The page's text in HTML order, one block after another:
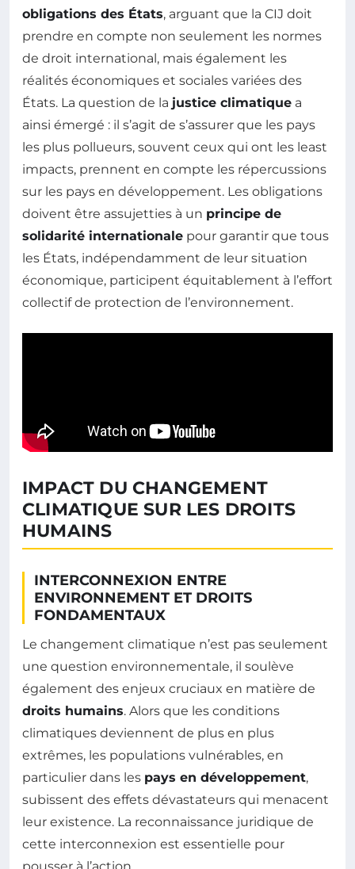
obligations des États, arguant que la CIJ doit
prendre en compte non seulement les normes
de droit international, mais également les
réalités économiques et sociales variées des
États. La question de la justice climatique a
ainsi émergé : il s’agit de s’assurer que les pays
les plus pollueurs, souvent ceux qui ont les least
impacts, prennent en compte les répercussions
sur les pays en développement. Les obligations
doivent être assujetties à un principe de
solidarité internationale pour garantir que tous
les États, indépendamment de leur situation
économique, participent équitablement à l’effort
collectif de protection de l’environnement.
IMPACT DU CHANGEMENT
CLIMATIQUE SUR LES DROITS
HUMAINS
INTERCONNEXION ENTRE
ENVIRONNEMENT ET DROITS
FONDAMENTAUX
Le changement climatique n’est pas seulement
une question environnementale, il soulève
également des enjeux cruciaux en matière de
droits humains. Alors que les conditions
climatiques deviennent de plus en plus
extrêmes, les populations vulnérables, en
particulier dans les pays en développement,
subissent des effets dévastateurs qui menacent
leur existence. La reconnaissance juridique de
cette interconnexion est essentielle pour